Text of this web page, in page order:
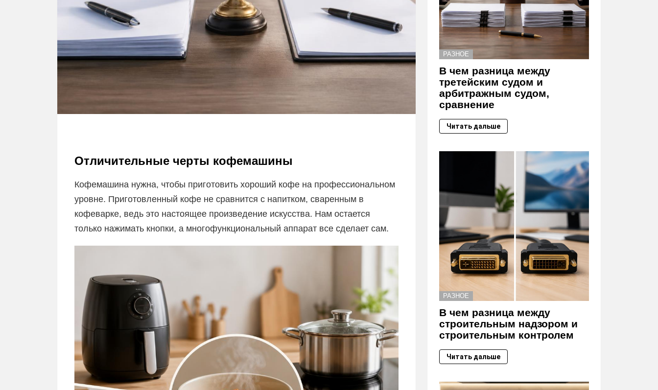
Отличительные черты кофемашины
Кофемашина нужна, чтобы приготовить хороший кофе на профессиональном
уровне. Приготовленный кофе не сравнится с напитком, сваренным в
кофеварке, ведь это настоящее произведение искусства. Нам остается
только нажимать кнопки, а многофункциональный аппарат все сделает сам.
РАЗНОЕ
В чем разница между
третейским судом и
арбитражным судом,
сравнение
Читать дальше
РАЗНОЕ
В чем разница между
строительным надзором и
строительным контролем
Читать дальше